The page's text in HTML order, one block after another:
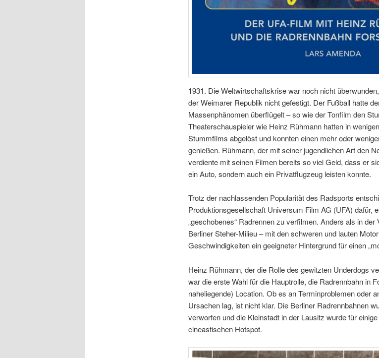
1931. Die Weltwirtschaftskrise war noch nicht
der Weimarer Republik nicht gefestigt. Der Fußball hatte
Massenphänomen überflügelt – so wie der Tonfilm den
Theaterschauspieler wie Heinz Rühmann hatten in
Stummfilms abgelöst und konnten einen mehr oder
genießen. Rühmann, der mit seiner jugendlichen Art den
verdiente mit seinen Filmen bereits so viel Geld, dass er
ein Auto, sondern auch ein Privatflugzeug leisten konnte.
Trotz der nachlassenden Popularität des Radsports
Produktionsgesellschaft Universum Film AG (UFA) dafür,
„geschobenes“ Radrennen zu verfilmen. Anders als in der
Berliner Steher-Milieu – mit den schweren und lauten
Geschwindigkeiten ein geeigneter Hintergrund für einen
Heinz Rühmann, der die Rolle des gewitzten Underdogs
war die erste Wahl für die Hauptrolle, die Radrennbahn in
naheliegende) Location. Ob es an Terminproblemen oder
Ursachen lag, ist nicht klar. Die Berliner Radrennbahnen
verworfen und die Kleinstadt in der Lausitz wurde für
cineastischen Hotspot.